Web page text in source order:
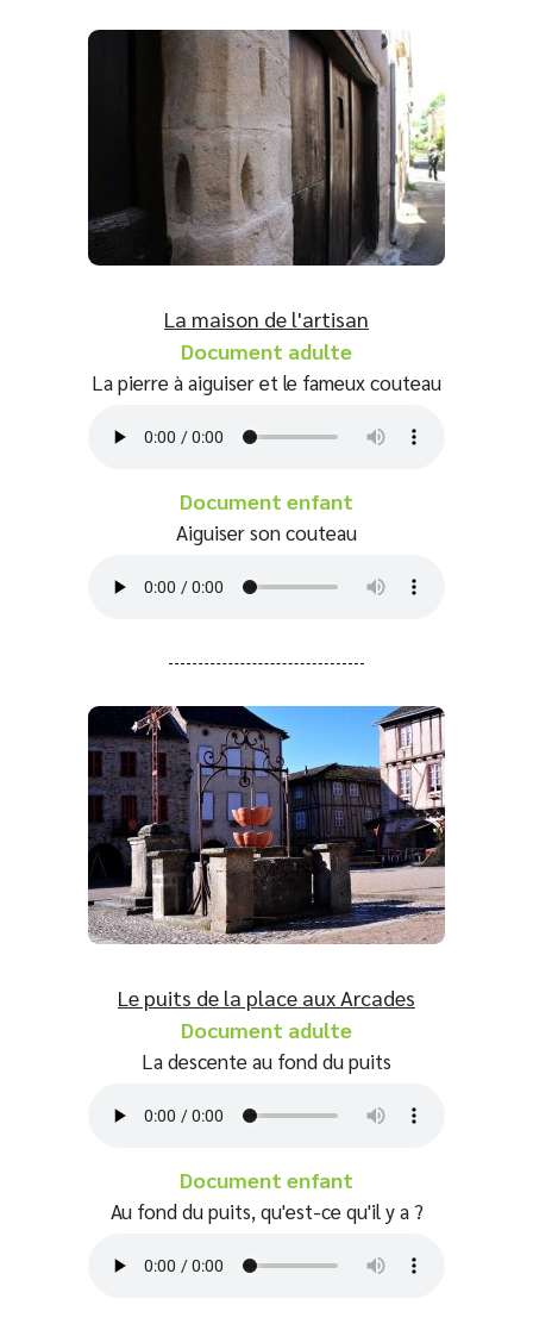
La maison de l'artisan
Document adulte
La pierre à aiguiser et le fameux couteau
Document enfant
Aiguiser son couteau
Le puits de la place aux Arcades
Document adulte
La descente au fond du puits
Document enfant
Au fond du puits, qu'est-ce qu'il y a ?